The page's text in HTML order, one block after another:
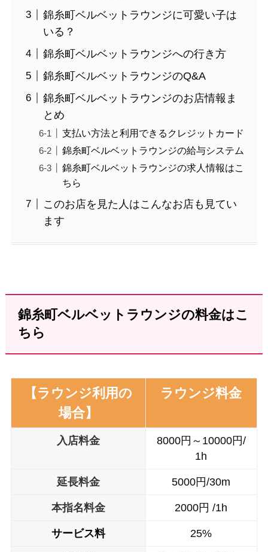
錦糸町ベルベットラウンジに可愛い子は
いる？
錦糸町ベルベットラウンジへの行き方
錦糸町ベルベットラウンジのQ&A
錦糸町ベルベットラウンジのお店情報ま
とめ
支払い方法と利用できるクレジットカード
錦糸町ベルベットラウンジの給与システム
錦糸町ベルベットラウンジの求人情報はこ
ちら
このお店を見た人はこんなお店も見てい
ます
錦糸町ベルベットラウンジの料金はこ
ちら
【ラウンジ利用の
場合】
ラウンジ料金
入店料金
8000円～10000円/
1h
延長料金 5000円/30m
本指名料金 2000円 /1h
サービス料 25%